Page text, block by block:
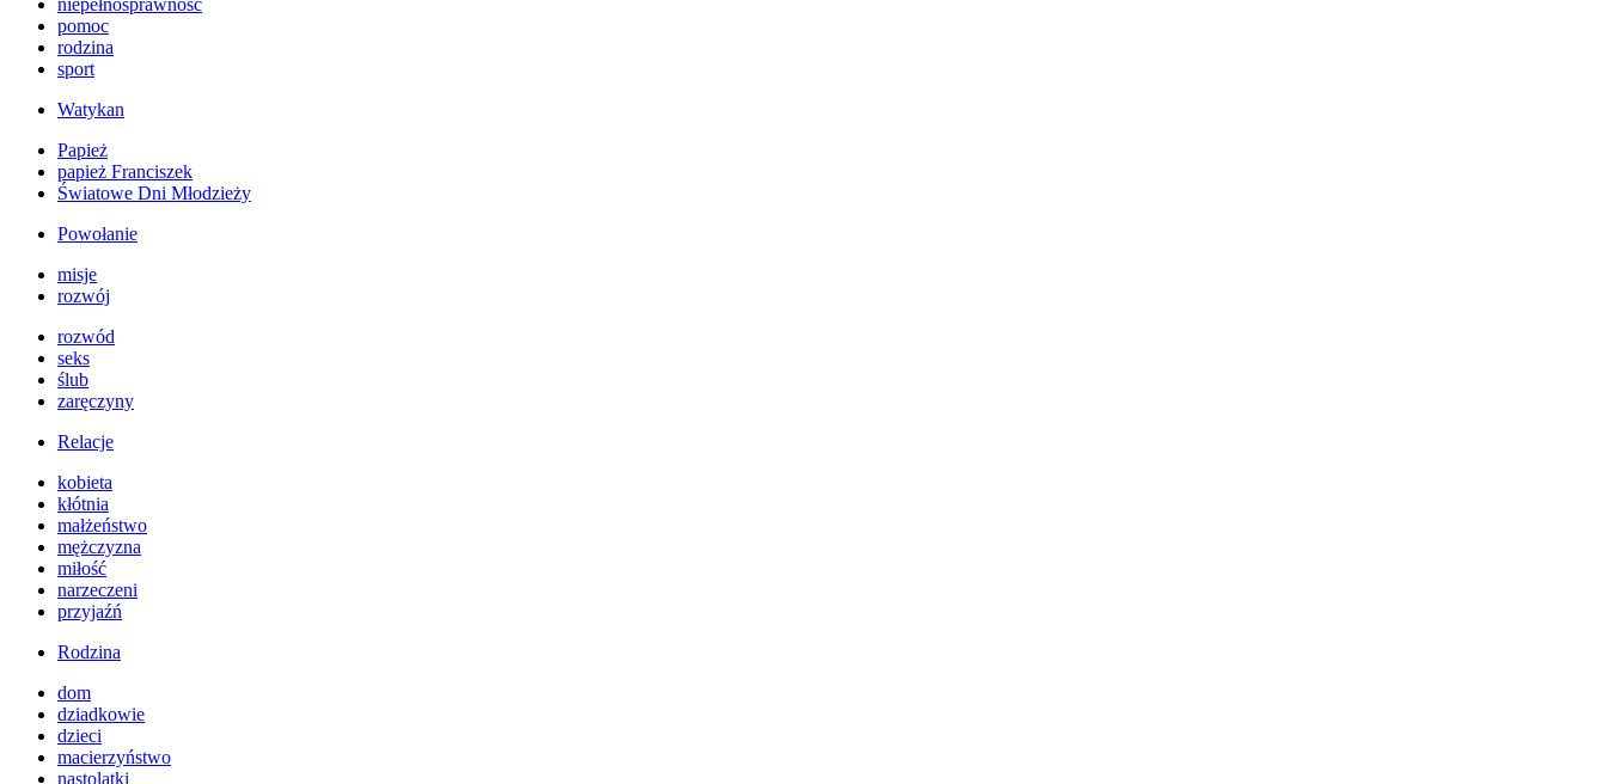
niepełnosprawność
pomoc
rodzina
sport
Watykan
Papież
papież Franciszek
Światowe Dni Młodzieży
Powołanie
misje
rozwój
rozwód
seks
ślub
zaręczyny
Relacje
kobieta
kłótnia
małżeństwo
mężczyzna
miłość
narzeczeni
przyjaźń
Rodzina
dom
dziadkowie
dzieci
macierzyństwo
nastolatki